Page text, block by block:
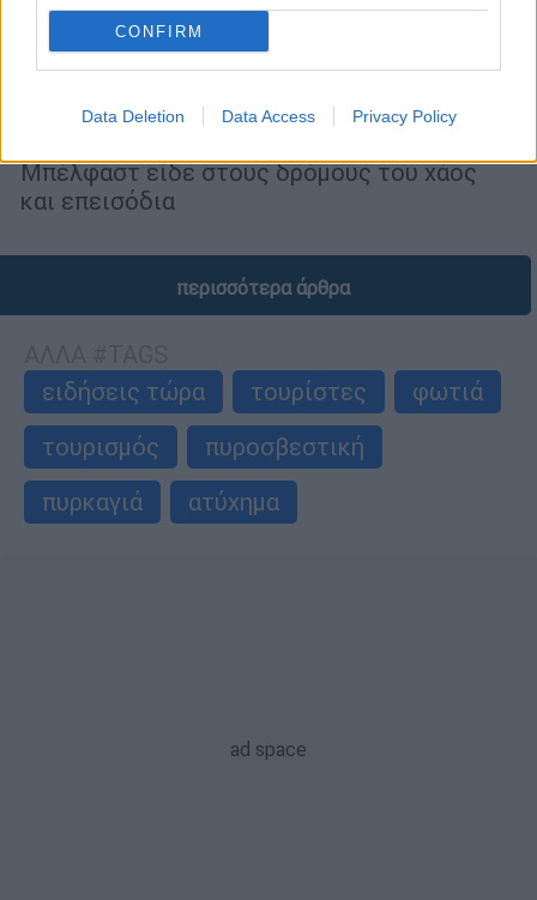
CONFIRM
Data Deletion Data Access Privacy Policy
Κόσμος|11.06.2026 08:48
Δεύτερη μέρα ρατσιστικού πογκρόμ στο
Μπέλφαστ: Μάχες με την αστυνομία - 27
άτομα εγκατέλειψαν τα σπίτια τους
Μπέλφαστ είδε στους δρόμους του χάος
και επεισόδια
περισσότερα άρθρα
ειδήσεις τώρα
τουρίστες
φωτιά
τουρισμός
πυροσβεστική
πυρκαγιά
ατύχημα